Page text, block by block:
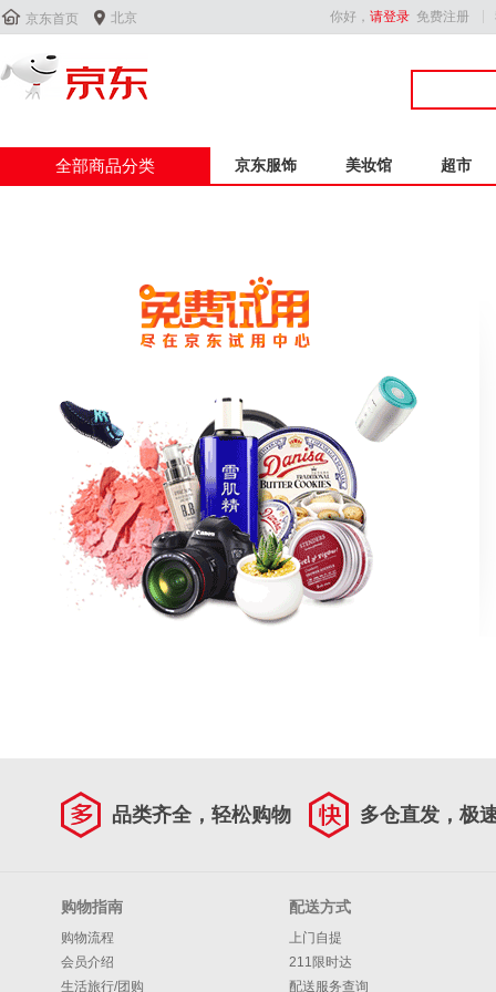
 京东首页  北京 你好， 请登录 免费注册
全部商品分类 京东服饰 美妆馆 超市
品类齐全，轻松购物 多仓直发，极
购物指南
购物流程
会员介绍
生活旅行/团购
配送方式
上门自提
211限时达
配送服务查询